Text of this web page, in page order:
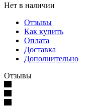
Нет в наличии
Отзывы
Как купить
Оплата
Доставка
Дополнительно
Отзывы